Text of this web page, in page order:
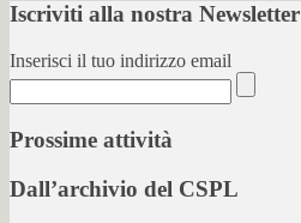
Iscriviti alla nostra Newsletter
Inserisci il tuo indirizzo email
Prossime attività
Dall’archivio del CSPL